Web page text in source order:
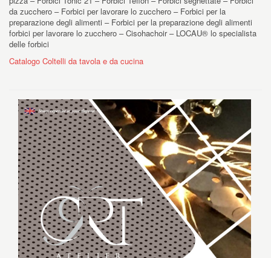
da zucchero – Forbici per lavorare lo zucchero – Forbici per la
preparazione degli alimenti – Forbici per la preparazione degli alimenti
forbici per lavorare lo zucchero – Cisohachoir – LOCAU® lo specialista
delle forbici
Catalogo Coltelli da tavola e da cucina